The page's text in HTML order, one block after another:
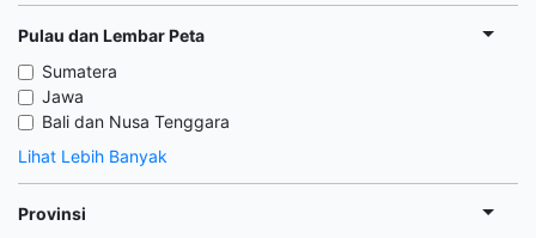
Pulau dan Lembar Peta
Sumatera
Jawa
Bali dan Nusa Tenggara
Lihat Lebih Banyak
Provinsi